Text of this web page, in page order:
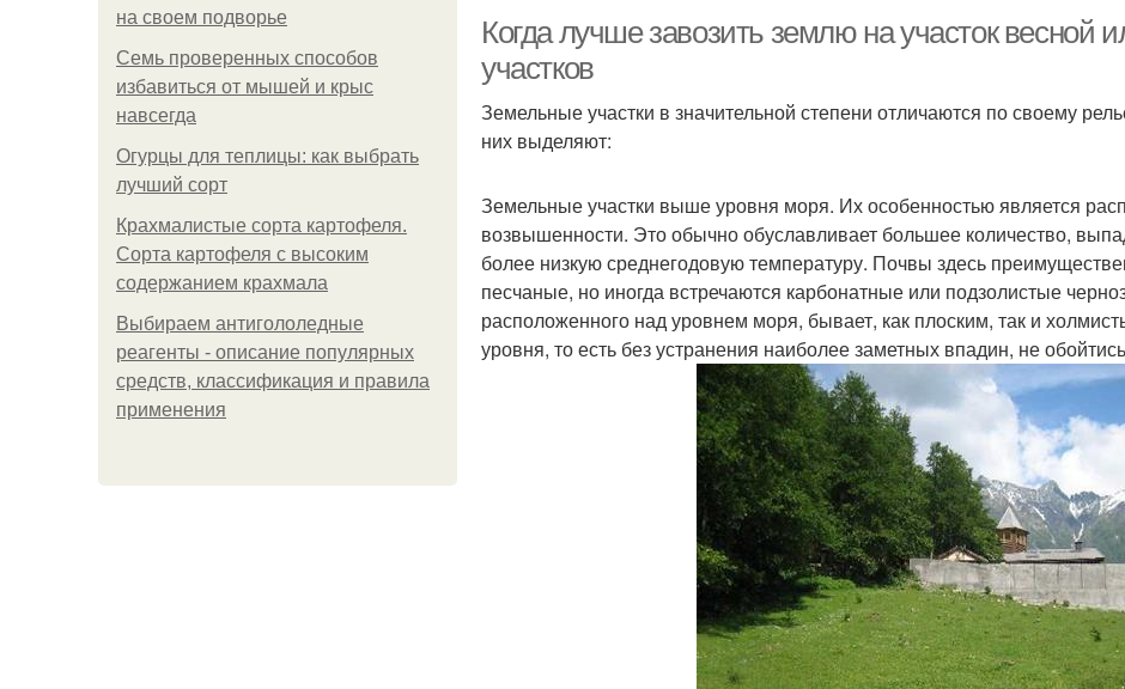
на своем подворье
Семь проверенных способов
избавиться от мышей и крыс
навсегда
Огурцы для теплицы: как выбрать
лучший сорт
Крахмалистые сорта картофеля.
Сорта картофеля с высоким
содержанием крахмала
Выбираем антигололедные
реагенты - описание популярных
средств, классификация и правила
применения
Когда лучше завозить землю на участок
участков
Земельные участки в значительной степени отличаются по своему
них выделяют:
Земельные участки выше уровня моря. Их особенностью является
возвышенности. Это обычно обуславливает большее количество,
более низкую среднегодовую температуру. Почвы здесь
песчаные, но иногда встречаются карбонатные или подзолистые
расположенного над уровнем моря, бывает, как плоским, так и
уровня, то есть без устранения наиболее заметных впадин, не обойтись